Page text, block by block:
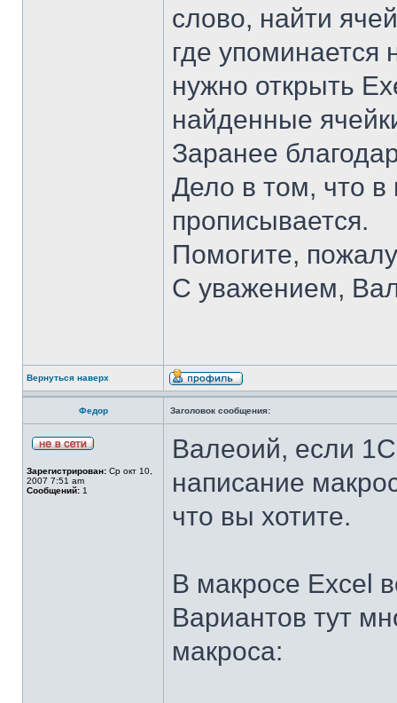
слово, найти
где упоминается
нужно открыть
найденные
Заранее
Дело в том, что в
прописывается.
Помогите,
С уважением,
Вернуться наверх
Федор Заголовок сообщения:
Зарегистрирован: Ср окт 10,
2007 7:51 am
Сообщений: 1
Валеоий, если
написание
что вы хотите.
В макросе Excel
Вариантов тут
макроса: